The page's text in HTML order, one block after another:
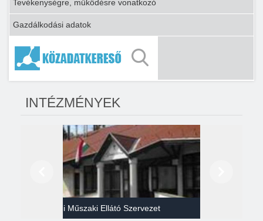
Tevékenységre, működésre vonatkozó
Gazdálkodási adatok
INTÉZMÉNYEK
Gazdasági Műszaki Ellátó Szervezet